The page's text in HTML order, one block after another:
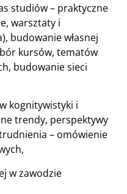
studiów – praktyczne
warsztaty i
budowanie własnej
kursów, tematów
budowanie sieci
kognitywistyki i
trendy, perspektywy
– omówienie
w zawodzie